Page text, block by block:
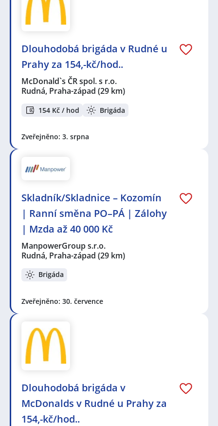
Dlouhodobá brigáda v Rudné u
Prahy za 154,-kč/hod..
McDonald`s ČR spol. s r.o.
Rudná, Praha-západ (29 km)
154 Kč / hod Brigáda
Zveřejněno: 3. srpna
Skladník/Skladnice – Kozomín
| Ranní směna PO–PÁ | Zálohy
| Mzda až 40 000 Kč
ManpowerGroup s.r.o.
Rudná, Praha-západ (29 km)
Brigáda
Zveřejněno: 30. července
Dlouhodobá brigáda v
McDonalds v Rudné u Prahy za
154,-kč/hod..